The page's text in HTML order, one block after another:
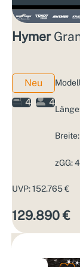
Hymer
Neu
4
4
zGG:
UVP: 152.765 €
129.890 €